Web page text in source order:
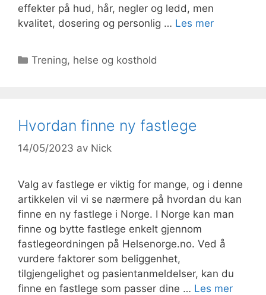
effekter på hud, hår, negler og ledd, men
kvalitet, dosering og personlig … Les mer
Kategorier
Trening, helse og kosthold
Hvordan finne ny fastlege
14/05/2023 av Nick
Valg av fastlege er viktig for mange, og i denne
artikkelen vil vi se nærmere på hvordan du kan
finne en ny fastlege i Norge. I Norge kan man
finne og bytte fastlege enkelt gjennom
fastlegeordningen på Helsenorge.no. Ved å
vurdere faktorer som beliggenhet,
tilgjengelighet og pasientanmeldelser, kan du
finne en fastlege som passer dine … Les mer